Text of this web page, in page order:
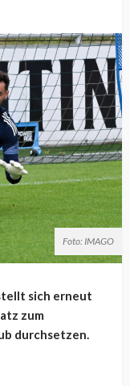
Foto: IMAGO
sich erneut
zum
durchsetzen.